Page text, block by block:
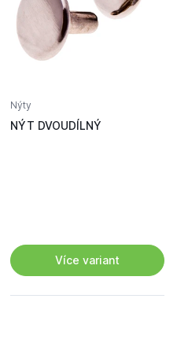
Nýty
NÝT DVOUDÍLNÝ
Více variant